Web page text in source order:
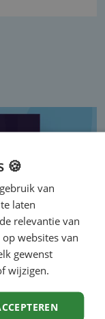
voor
kant-en-
🍪
van
laten
relevantie van
websites van
gewenst
wijzigen.